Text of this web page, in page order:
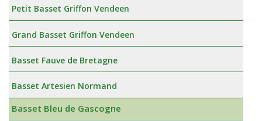
Petit Basset Griffon Vendeen
Grand Basset Griffon Vendeen
Basset Fauve de Bretagne
Basset Artesien Normand
Basset Bleu de Gascogne